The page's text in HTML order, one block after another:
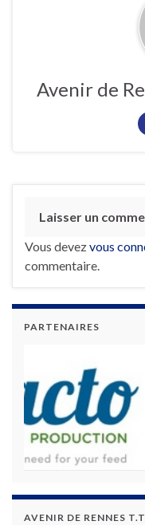
Avenir de
Laisser un
Vous devezvous
commentaire.
PARTENAIRES
AVENIR DE RENNES